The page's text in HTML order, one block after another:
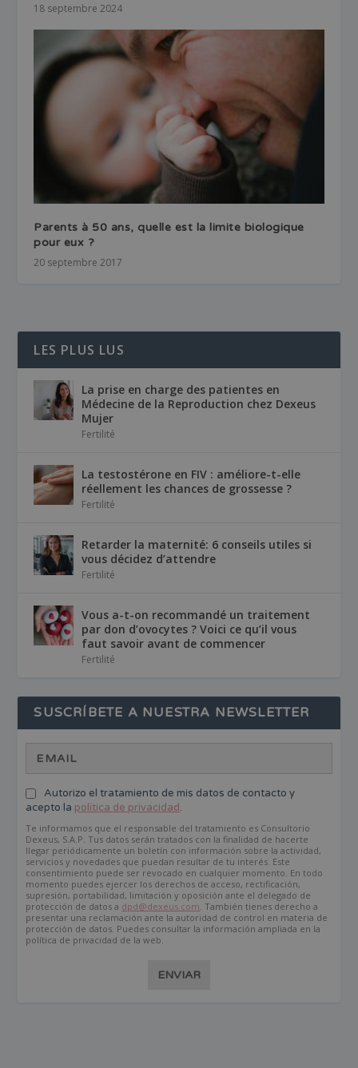
18 septembre 2024
Parents à 50 ans, quelle est la limite biologique
pour eux ?
20 septembre 2017
LES PLUS LUS
La prise en charge des patientes en
Médecine de la Reproduction chez Dexeus
Mujer
Fertilité
La testostérone en FIV : améliore-t-elle
réellement les chances de grossesse ?
Fertilité
Retarder la maternité: 6 conseils utiles si
vous décidez d’attendre
Fertilité
Vous a-t-on recommandé un traitement
par don d’ovocytes ? Voici ce qu’il vous
faut savoir avant de commencer
Fertilité
SUSCRÍBETE A NUESTRA NEWSLETTER
Autorizo el tratamiento de mis datos de contacto y
acepto la política de privacidad.
Te informamos que el responsable del tratamiento es Consultorio
Dexeus, S.A.P. Tus datos serán tratados con la finalidad de hacerte
llegar periódicamente un boletín con información sobre la actividad,
servicios y novedades que puedan resultar de tu interés. Este
consentimiento puede ser revocado en cualquier momento. En todo
momento puedes ejercer los derechos de acceso, rectificación,
supresión, portabilidad, limitación y oposición ante el delegado de
protección de datos a dpd@dexeus.com . También tienes derecho a
presentar una reclamación ante la autoridad de control en materia de
protección de datos. Puedes consultar la información ampliada en la
política de privacidad de la web.
ENVIAR